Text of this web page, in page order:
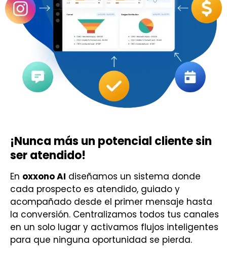
¡Nunca más un potencial cliente sin
ser atendido!
En oxxono AI diseñamos un sistema donde
cada prospecto es atendido, guiado y
acompañado desde el primer mensaje hasta
la conversión. Centralizamos todos tus canales
en un solo lugar y activamos flujos inteligentes
para que ninguna oportunidad se pierda.